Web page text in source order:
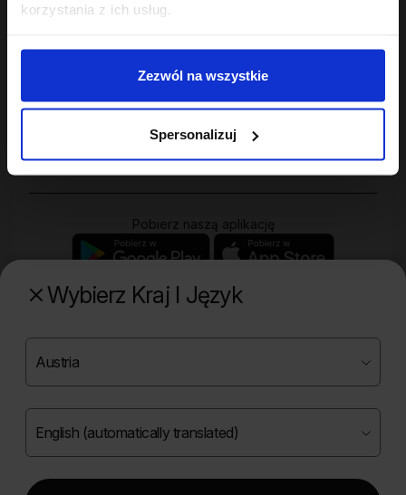
korzystania z ich usług.
Zezwól na wszystkie
Spersonalizuj
Wybierz Kraj I Język
Sklep
Twoje konto
Pobierz naszą aplikację
Poznaj naszą drugą markę